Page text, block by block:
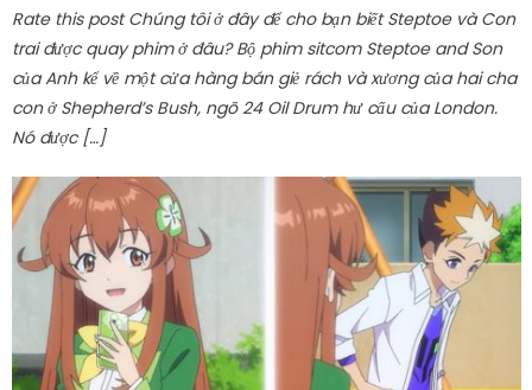
Rate this post Chúng tôi ở đây để cho bạn biết Steptoe và Con
trai được quay phim ở đâu? Bộ phim sitcom Steptoe and Son
của Anh kể về một cửa hàng bán giẻ rách và xương của hai cha
con ở Shepherd’s Bush, ngõ 24 Oil Drum hư cấu của London.
Nó được […]